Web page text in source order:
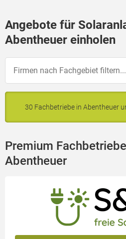
Angebote für
Abentheuer einholen
30 Fachbetriebe in Abentheuer
Premium
Abentheuer